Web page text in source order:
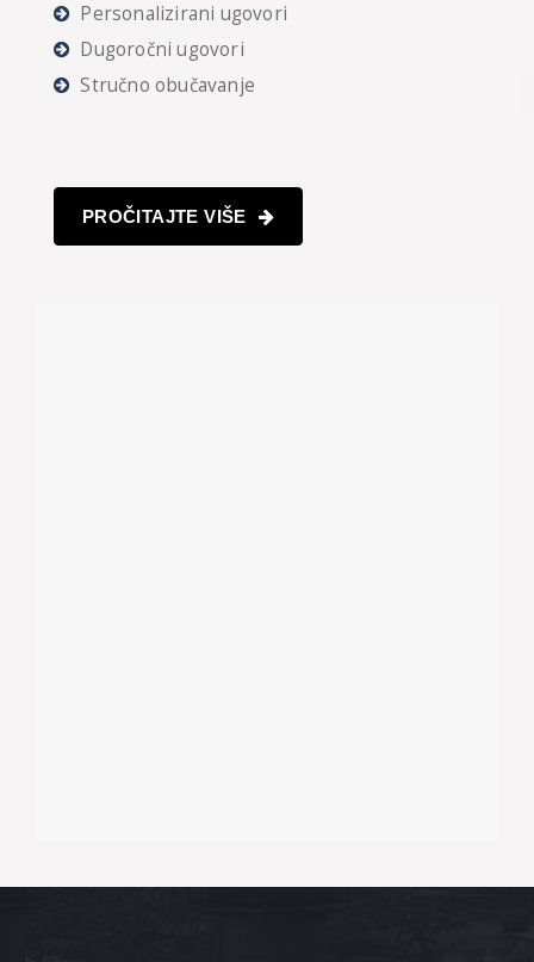
Personalizirani ugovori
Dugoročni ugovori
Stručno obučavanje
PROČITAJTE VIŠE